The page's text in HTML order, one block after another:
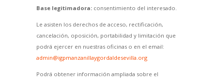
Base legitimadora:consentimiento del interesado.
Le asisten los derechos de acceso, rectificación,
cancelación, oposición, portabilidad y limitación que
podrá ejercer en nuestras oficinas o en el email:
admin@igpmanzanillaygordaldesevilla.org
Podrá obtener información ampliada sobre el